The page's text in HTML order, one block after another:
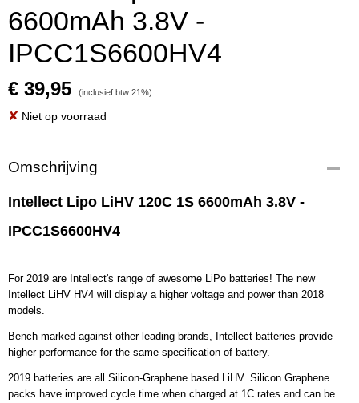
6600mAh 3.8V -
IPCC1S6600HV4
€ 39,95 (inclusief btw 21%)
✘ Niet op voorraad
Omschrijving
Intellect Lipo LiHV 120C 1S 6600mAh 3.8V -
IPCC1S6600HV4
For 2019 are Intellect's range of awesome LiPo batteries! The new
Intellect LiHV HV4 will display a higher voltage and power than 2018
models.
Bench-marked against other leading brands, Intellect batteries provide
higher performance for the same specification of battery.
2019 batteries are all Silicon-Graphene based LiHV. Silicon Graphene
packs have improved cycle time when charged at 1C rates and can be